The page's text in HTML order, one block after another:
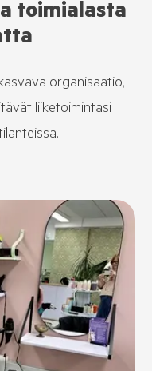
toimialasta
organisaatio,
liiketoimintasi